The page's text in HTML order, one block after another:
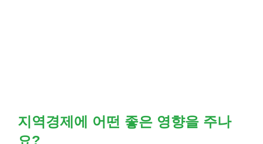
지역경제에 어떤 좋은 영향을 주나